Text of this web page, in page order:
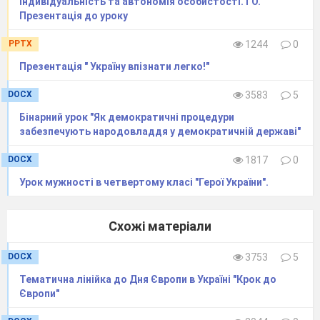
аргументи, які, на вашу думку, є найбільш важливими
України. Які цінності ви б додали до переліку?
Говорячі про цінності українців варто розглянути
вільної людини.
http://uhvl.te.ua/
F/
До кожного пункту з Хартії оберіть з переліку той,
Представте декілька історій успіху у класі
Презентація до уроку
PPTX 1244
0
Презентація " Україну впізнати легко!"
DOCX 3583
5
Бінарний урок "Як демократичні процедури
забезпечують народовладдя у демократичній державі"
DOCX 1817
0
Урок мужності в четвертому класі "Герої України".
Схожі матеріали
DOCX 3753
5
Тематична лінійка до Дня Європи в Україні "Крок до
Європи"